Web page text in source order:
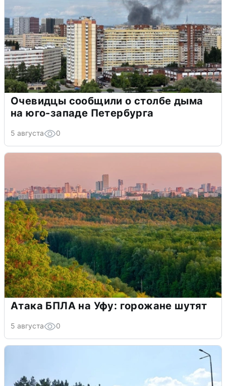
Очевидцы сообщили о столбе дыма
на юго-западе Петербурга
5 августа 0
Атака БПЛА на Уфу: горожане шутят
5 августа 0